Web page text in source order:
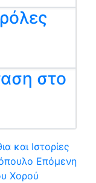
στο
και Ιστορίες
Επόμενη
Χορού